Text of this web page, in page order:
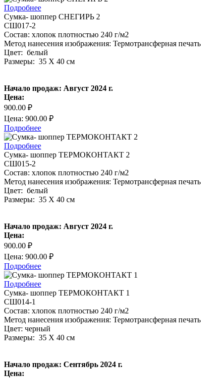
Подробнее
Сумка- шоппер СНЕГИРЬ 2
СШ017-2
Состав: хлопок плотностью 240 г/м2
Метод нанесения изображения: Термотрансферная печать
Цвет: белый
Размеры: 35 Х 40 см
Начало продаж: Август 2024 г.
Цена:
900.00 ₽
Цена: 900.00 ₽
Подробнее
Подробнее
Сумка- шоппер ТЕРМОКОНТАКТ 2
СШ015-2
Состав: хлопок плотностью 240 г/м2
Метод нанесения изображения: Термотрансферная печать
Цвет: белый
Размеры: 35 Х 40 см
Начало продаж: Август 2024 г.
Цена:
900.00 ₽
Цена: 900.00 ₽
Подробнее
Подробнее
Сумка- шоппер ТЕРМОКОНТАКТ 1
СШ014-1
Состав: хлопок плотностью 240 г/м2
Метод нанесения изображения: Термотрансферная печать
Цвет: черный
Размеры: 35 Х 40 см
Начало продаж: Сентябрь 2024 г.
Цена: